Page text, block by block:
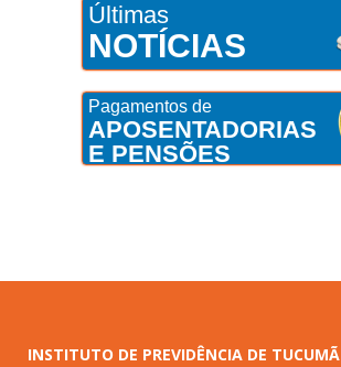
Últimas
NOTÍCIAS
Pagamentos de
APOSENTADORIAS
E PENSÕES
INSTITUTO DE PREVIDÊNCIA DE TUCUMÃ